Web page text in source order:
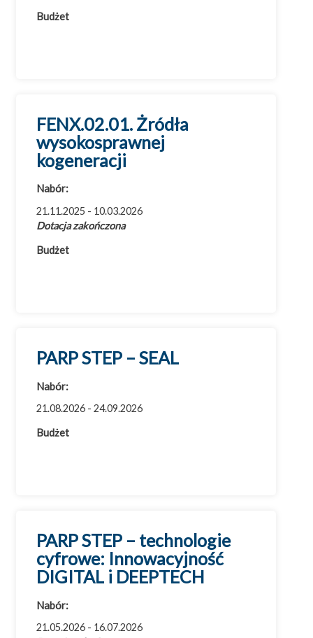
Województwo warmińsko-mazurskie
Budżet
FENX.02.01. Żródła
wysokosprawnej
kogeneracji
Nabór:
21.11.2025 - 10.03.2026
Dotacja zakończona
Budżet
PARP STEP – SEAL
Nabór:
21.08.2026 - 24.09.2026
Budżet
PARP STEP – technologie
cyfrowe: Innowacyjność
DIGITAL i DEEPTECH
Nabór:
21.05.2026 - 16.07.2026